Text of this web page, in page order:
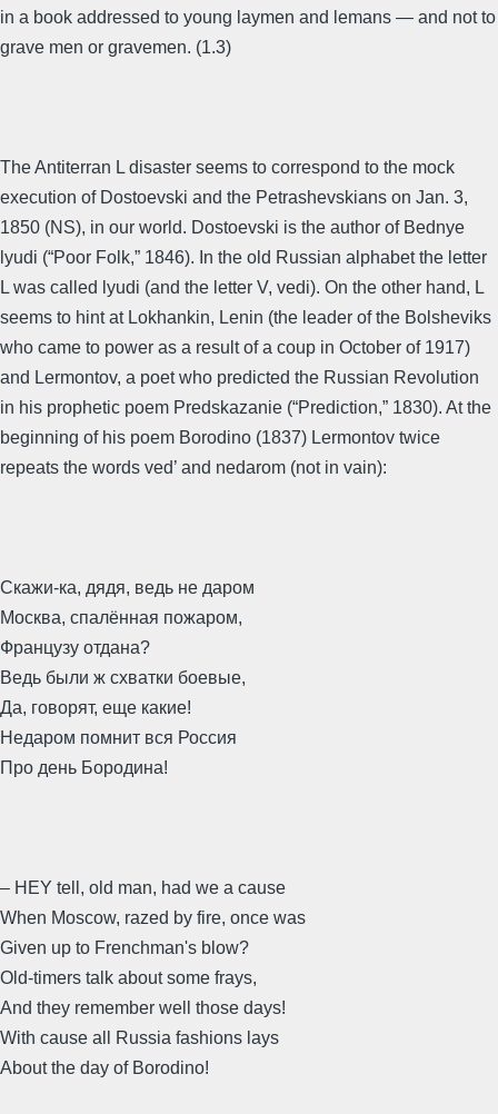
in a book addressed to young laymen and lemans — and not to
grave men or gravemen. (1.3)
The Antiterran L disaster seems to correspond to the mock
execution of Dostoevski and the Petrashevskians on Jan. 3,
1850 (NS), in our world. Dostoevski is the author of Bednye
lyudi (“Poor Folk,” 1846). In the old Russian alphabet the letter
L was called lyudi (and the letter V, vedi). On the other hand, L
seems to hint at Lokhankin, Lenin (the leader of the Bolsheviks
who came to power as a result of a coup in October of 1917)
and Lermontov, a poet who predicted the Russian Revolution
in his prophetic poem Predskazanie (“Prediction,” 1830). At the
beginning of his poem Borodino (1837) Lermontov twice
repeats the words ved’ and nedarom (not in vain):
Скажи-ка, дядя, ведь не даром
Москва, спалённая пожаром,
Французу отдана?
Ведь были ж схватки боевые,
Да, говорят, еще какие!
Недаром помнит вся Россия
Про день Бородина!
– HEY tell, old man, had we a cause
When Moscow, razed by fire, once was
Given up to Frenchman's blow?
Old-timers talk about some frays,
And they remember well those days!
With cause all Russia fashions lays
About the day of Borodino!